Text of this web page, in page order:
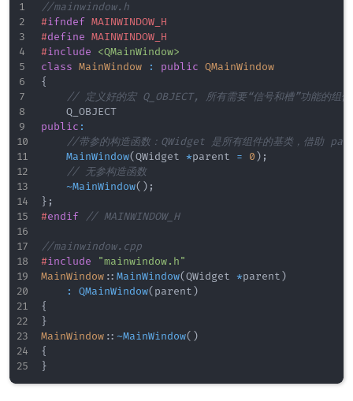
//mainwindow.h
#ifndef MAINWINDOW_H
#define MAINWINDOW_H
#include
<QMainWindow>
class MainWindow : public QMainWindow
{
// 定义好的宏 Q_OBJECT, 所有需要“信号和槽”功能的组
public :
//带参的构造函数：QWidget 是所有组件的基类，借助
MainWindow(QWidget *parent = 0 ) ;
// 无参构造函数
~MainWindow( ) ;
} ;
#endif // MAINWINDOW_H
//mainwindow.cpp
#include
"mainwindow.h"
MainWindow :: MainWindow(QWidget *parent )
:
QMainWindow( parent )
{
}
MainWindow :: ~MainWindow( )
{
}